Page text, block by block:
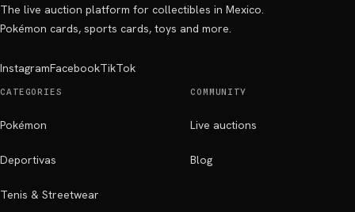
The live auction platform for collectibles in Mexico.
Pokémon cards, sports cards, toys and more.
InstagramFacebookTikTok
CATEGORIES
Pokémon
Deportivas
Tenis & Streetwear
COMMUNITY
Live auctions
Blog